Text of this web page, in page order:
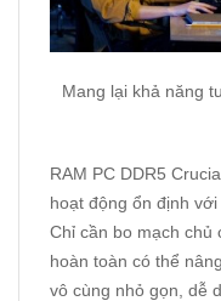
Mang lại khả năng
RAM PC DDR5
hoạt động ổn định
Chỉ cần bo mạch chủ
hoàn toàn có thể
vô cùng nhỏ gọn, dễ